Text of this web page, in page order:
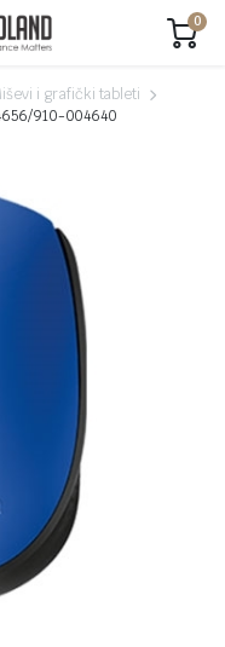
0
i grafički tableti
910-004640